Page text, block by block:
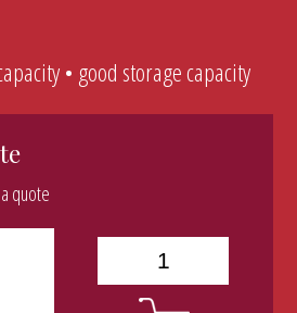
• good storage capacity
quote